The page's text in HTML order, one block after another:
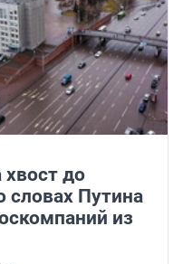
хвост до
словах Путина
из